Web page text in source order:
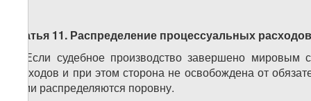
Статья 11. Распределение процессуальных
1. Если судебное производство завершено
расходов и при этом сторона не освобождена от
ними распределяются поровну.